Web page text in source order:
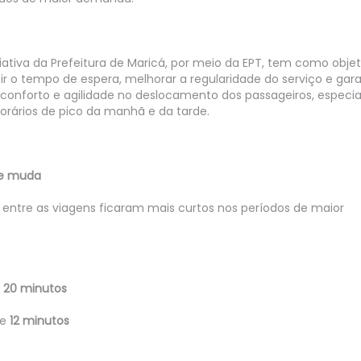
da Prefeitura de Maricá, por meio da EPT, tem como
o tempo de espera, melhorar a regularidade do serviço e
e agilidade no deslocamento dos passageiros,
de pico da manhã e da tarde.
muda
as viagens ficaram mais curtos nos períodos de maior
20 minutos
12 minutos
da linha E13 garante
no evento " Meu
Matrizes Africanas e
EPT apresenta
desafios e preparação de